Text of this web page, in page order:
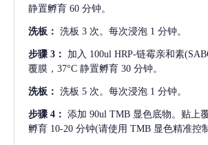
静置孵育 60 分钟。
洗板： 洗板 3 次。每次浸泡 1 分钟。
步骤 3： 加入 100ul HRP-链霉亲和素
覆膜，37°C 静置孵育 30 分钟。
洗板： 洗板 5 次。每次浸泡 1 分钟。
步骤 4： 添加 90ul TMB 显色底物。贴上
孵育 10-20 分钟(请使用 TMB 显色精准控